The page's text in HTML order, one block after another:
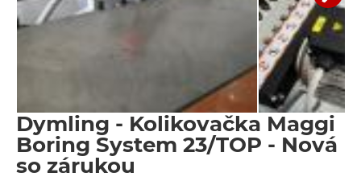
Dymling - Kolikovačka Maggi
Boring System 23/TOP - Nová
so zárukou